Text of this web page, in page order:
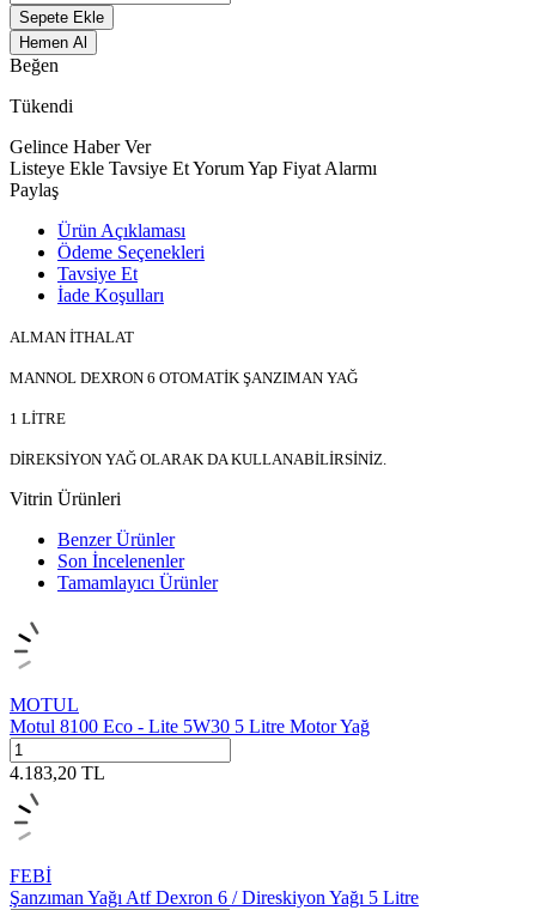
Sepete Ekle
Hemen Al
Beğen
Tükendi
Gelince Haber Ver
Listeye Ekle Tavsiye EtYorum Yap Fiyat Alarmı
Paylaş
Ürün Açıklaması
Ödeme Seçenekleri
Tavsiye Et
İade Koşulları
ALMAN İTHALAT
MANNOL DEXRON 6 OTOMATİK ŞANZIMAN YAĞ
1 LİTRE
DİREKSİYON YAĞ OLARAK DA KULLANABİLİRSİNİZ.
Vitrin Ürünleri
Benzer Ürünler
Son İncelenenler
Tamamlayıcı Ürünler
MOTUL
Motul 8100 Eco - Lite 5W30 5 Litre Motor Yağ
4.183,20 TL
FEBİ
Şanzıman Yağı Atf Dexron 6 / Direskiyon Yağı 5 Litre